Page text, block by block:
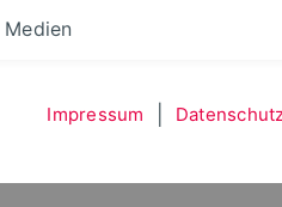
Impressum